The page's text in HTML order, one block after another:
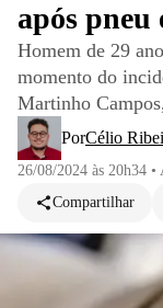
após
Homem de 29
momento do
Martinho
PorCélio
26/08/2024 às 20h34 •
Compartilhar